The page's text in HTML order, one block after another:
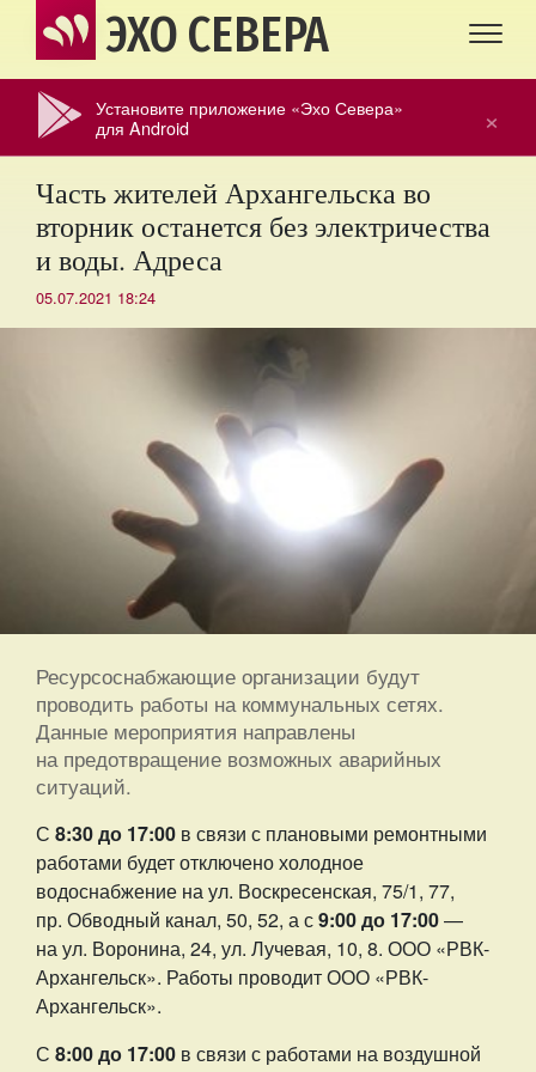
ЭХО СЕВЕРА
×
Установите приложение «Эхо Севера»
для Android
Часть жителей Архангельска во
вторник останется без электричества
и воды. Адреса
05.07.2021 18:24
Ресурсоснабжающие организации будут
проводить работы на коммунальных сетях.
Данные мероприятия направлены
на предотвращение возможных аварийных
ситуаций.
С 8:30 до 17:00 в связи с плановыми ремонтными
работами будет отключено холодное
водоснабжение на ул. Воскресенская, 75/1, 77,
пр. Обводный канал, 50, 52, а с9:00 до 17:00—
на ул. Воронина, 24, ул. Лучевая, 10, 8. ООО «РВК-
Архангельск». Работы проводит ООО «РВК-
Архангельск».
С 8:00 до 17:00 в связи с работами на воздушной